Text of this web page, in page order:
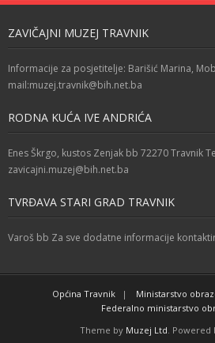
ZAVIČAJNI MUZEJ TRAVNIK
Informacije za posjetitelje: Barišić Marina,
mail:muzej.travnik@bih.net.ba
RODNA KUĆA IVE ANDRIĆA
Enes Škrgo, kustos Zenjak bb 72270 Travnik
zavicajni.muzej@bih.net.ba
TVRĐAVA STARI GRAD TRAVNIK
Varoš bb Za sve dodatne informacije
Općina Travnik
Ministarstvo
Federalno ministarstvo
Theme by Muzej Ltd. Powered